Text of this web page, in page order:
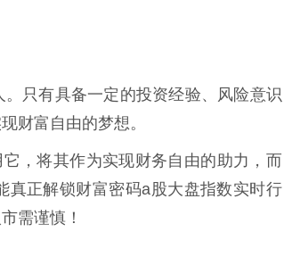
只有具备一定的投资经验、风险意识
财富自由的梦想。
，将其作为实现财务自由的助力，而
真正解锁财富密码a股大盘指数实时行
需谨慎！